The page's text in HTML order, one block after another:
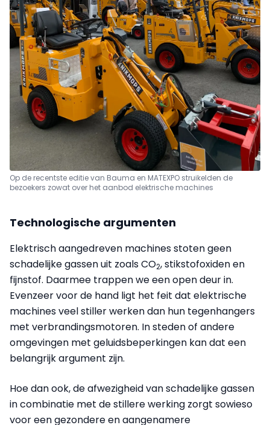
Op de recentste editie van Bauma en MATEXPO struikelden de
bezoekers zowat over het aanbod elektrische machines
Technologische argumenten
Elektrisch aangedreven machines stoten geen
schadelijke gassen uit zoals CO2, stikstofoxiden en
fijnstof. Daarmee trappen we een open deur in.
Evenzeer voor de hand ligt het feit dat elektrische
machines veel stiller werken dan hun tegenhangers
met verbrandingsmotoren. In steden of andere
omgevingen met geluidsbeperkingen kan dat een
belangrijk argument zijn.
Hoe dan ook, de afwezigheid van schadelijke gassen
in combinatie met de stillere werking zorgt sowieso
voor een gezondere en aangenamere